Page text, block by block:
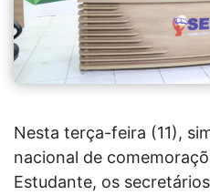
Nesta terça-feira (11),
nacional de
Estudante, os